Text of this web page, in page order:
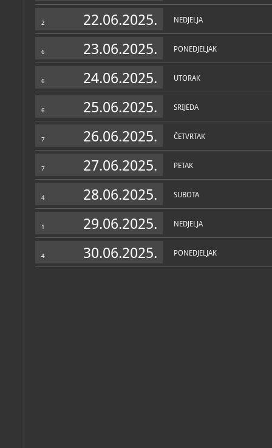
2 22.06.2025. NEDJELJA
6 23.06.2025. PONEDJELJAK
6 24.06.2025. UTORAK
6 25.06.2025. SRIJEDA
7 26.06.2025. ČETVRTAK
7 27.06.2025. PETAK
4 28.06.2025. SUBOTA
1 29.06.2025. NEDJELJA
4 30.06.2025. PONEDJELJAK